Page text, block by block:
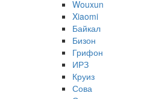
Wouxun
Xiaomi
Байкал
Бизон
Грифон
ИРЗ
Круиз
Сова